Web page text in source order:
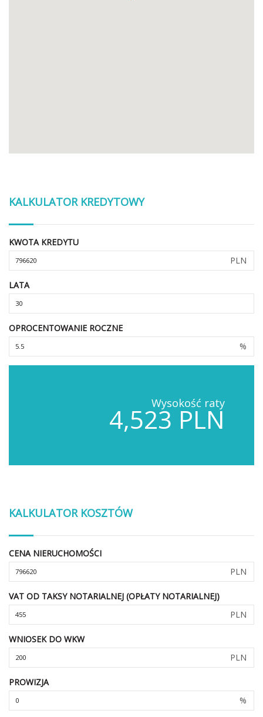
KALKULATOR KREDYTOWY
KWOTA KREDYTU
PLN
LATA
OPROCENTOWANIE ROCZNE
%
Wysokość raty
4,523 PLN
KALKULATOR KOSZTÓW
CENA NIERUCHOMOŚCI
PLN
VAT OD TAKSY NOTARIALNEJ (OPŁATY NOTARIALNEJ)
PLN
WNIOSEK DO WKW
PLN
PROWIZJA
%